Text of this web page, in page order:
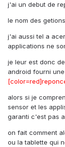
j'ai un debut de
le nom des
j'ai aussi tel a
applications ne
je leur est donc
android fourni
alors si je
sensor et les
garanti c'est pas
on fait comment
ou la tablette qui